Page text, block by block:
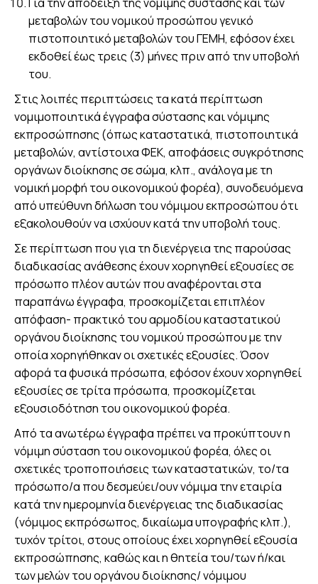
μεταβολών του νομικού προσώπου γενικό
πιστοποιητικό μεταβολών του ΓΕΜΗ, εφόσον έχει
εκδοθεί έως τρεις (3) μήνες πριν από την υποβολή
του.
Στις λοιπές περιπτώσεις τα κατά περίπτωση
νομιμοποιητικά έγγραφα σύστασης και νόμιμης
εκπροσώπησης (όπως καταστατικά, πιστοποιητικά
μεταβολών, αντίστοιχα ΦΕΚ, αποφάσεις συγκρότησης
οργάνων διοίκησης σε σώμα, κλπ., ανάλογα με τη
νομική μορφή του οικονομικού φορέα), συνοδευόμενα
από υπεύθυνη δήλωση του νόμιμου εκπροσώπου ότι
εξακολουθούν να ισχύουν κατά την υποβολή τους.
Σε περίπτωση που για τη διενέργεια της παρούσας
διαδικασίας ανάθεσης έχουν χορηγηθεί εξουσίες σε
πρόσωπο πλέον αυτών που αναφέρονται στα
παραπάνω έγγραφα, προσκομίζεται επιπλέον
απόφαση- πρακτικό του αρμοδίου καταστατικού
οργάνου διοίκησης του νομικού προσώπου με την
οποία χορηγήθηκαν οι σχετικές εξουσίες. Όσον
αφορά τα φυσικά πρόσωπα, εφόσον έχουν χορηγηθεί
εξουσίες σε τρίτα πρόσωπα, προσκομίζεται
εξουσιοδότηση του οικονομικού φορέα.
Από τα ανωτέρω έγγραφα πρέπει να προκύπτουν η
νόμιμη σύσταση του οικονομικού φορέα, όλες οι
σχετικές τροποποιήσεις των καταστατικών, το/τα
πρόσωπο/α που δεσμεύει/ουν νόμιμα την εταιρία
κατά την ημερομηνία διενέργειας της διαδικασίας
(νόμιμος εκπρόσωπος, δικαίωμα υπογραφής κλπ.),
τυχόν τρίτοι, στους οποίους έχει χορηγηθεί εξουσία
εκπροσώπησης, καθώς και η θητεία του/των ή/και
των μελών του οργάνου διοίκησης/ νόμιμου